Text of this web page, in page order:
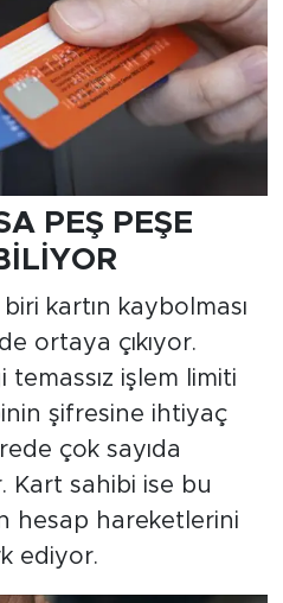
PEŞ PEŞE
kartın kaybolması
ortaya çıkıyor.
temassız işlem limiti
şifresine ihtiyaç
çok sayıda
Kart sahibi ise bu
hesap hareketlerini
ediyor.